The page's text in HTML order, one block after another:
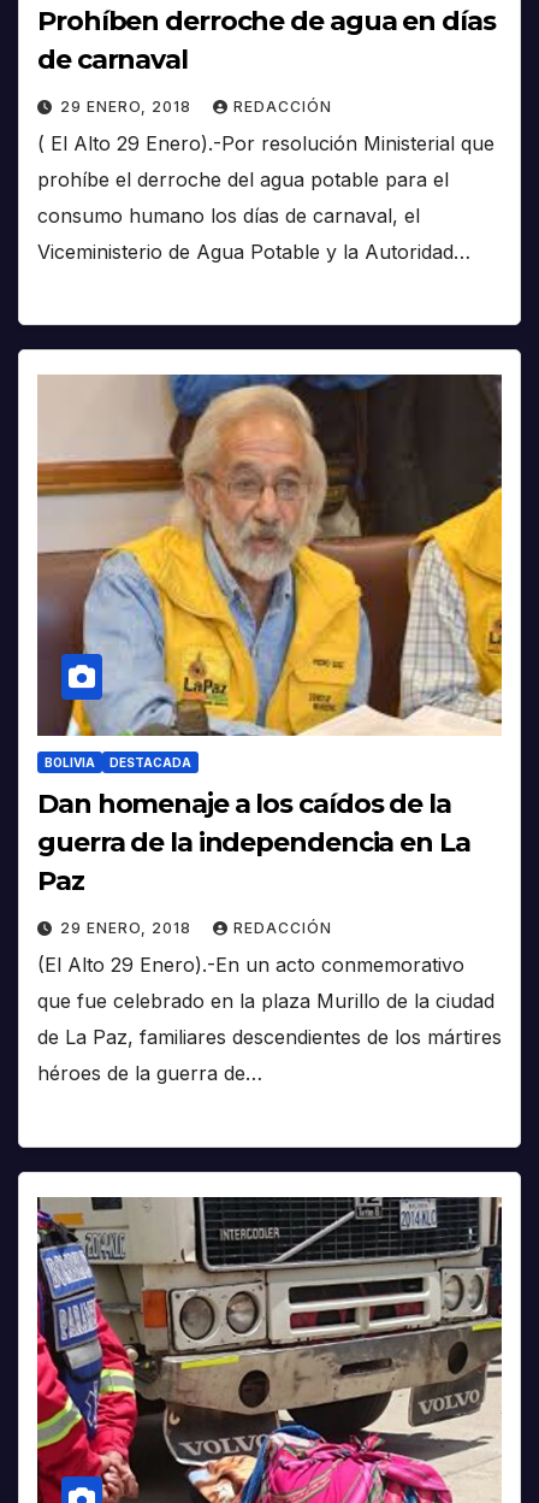
Prohíben derroche de agua en días
de carnaval
29 ENERO, 2018 REDACCIÓN
( El Alto 29 Enero).-Por resolución Ministerial que
prohíbe el derroche del agua potable para el
consumo humano los días de carnaval, el
Viceministerio de Agua Potable y la Autoridad…
BOLIVIA DESTACADA
Dan homenaje a los caídos de la
guerra de la independencia en La
Paz
29 ENERO, 2018 REDACCIÓN
(El Alto 29 Enero).-En un acto conmemorativo
que fue celebrado en la plaza Murillo de la ciudad
de La Paz, familiares descendientes de los mártires
héroes de la guerra de…